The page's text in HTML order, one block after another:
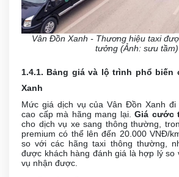
Vân Đồn Xanh - Thương hiệu taxi
tưởng (Ảnh: sưu tầm)
1.4.1. Bảng giá và lộ trình phổ biến
Xanh
Mức giá dịch vụ của Vân Đồn Xanh
cao cấp mà hãng mang lại. Giá cước
cho dịch vụ xe sang thông thường,
premium có thể lên đến 20.000 VNĐ/
so với các hãng taxi thông thường,
được khách hàng đánh giá là hợp lý so
vụ nhận được.